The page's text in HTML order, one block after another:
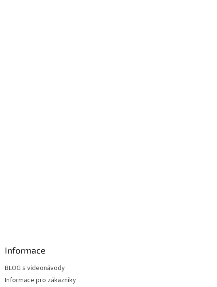
Informace
BLOG s videonávody
Informace pro zákazníky